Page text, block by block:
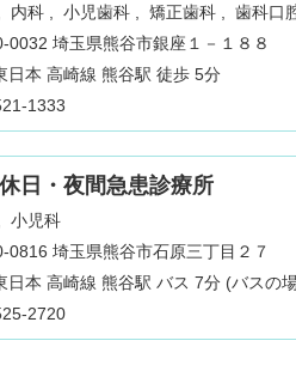
内科 小児歯科 矯正歯科
歯科口
0032 埼玉県熊谷市銀座１－１８８
日本 高崎線 熊谷駅 徒歩 5分
1333
日・夜間急患診療所
小児科
0816 埼玉県熊谷市石原三丁目２７
日本 高崎線 熊谷駅 バス 7分 (バスの
2720